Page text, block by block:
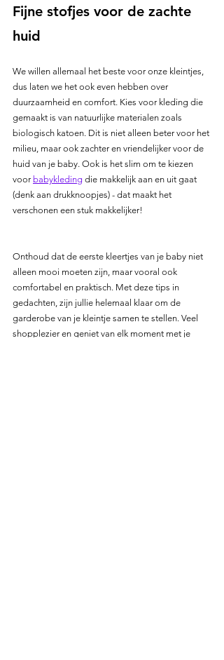
Fijne stofjes voor de zachte
huid
We willen allemaal het beste voor onze kleintjes,
dus laten we het ook even hebben over
duurzaamheid en comfort. Kies voor kleding die
gemaakt is van natuurlijke materialen zoals
biologisch katoen. Dit is niet alleen beter voor het
milieu, maar ook zachter en vriendelijker voor de
huid van je baby. Ook is het slim om te kiezen
voor babykleding die makkelijk aan en uit gaat
(denk aan drukknoopjes) - dat maakt het
verschonen een stuk makkelijker!
Onthoud dat de eerste kleertjes van je baby niet
alleen mooi moeten zijn, maar vooral ook
comfortabel en praktisch. Met deze tips in
gedachten, zijn jullie helemaal klaar om de
garderobe van je kleintje samen te stellen. Veel
shopplezier en geniet van elk moment met je